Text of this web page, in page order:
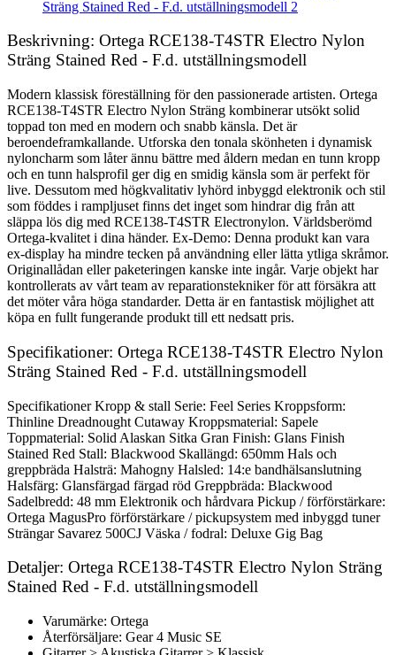
Beskrivning: Ortega RCE138-T4STR Electro Nylon
Sträng Stained Red - F.d. utställningsmodell
Modern klassisk föreställning för den passionerade artisten. Ortega
RCE138-T4STR Electro Nylon Sträng kombinerar utsökt solid
toppad ton med en modern och snabb känsla. Det är
beroendeframkallande. Utforska den tonala skönheten i dynamisk
nyloncharm som låter ännu bättre med åldern medan en tunn kropp
och en tunn halsprofil ger dig en smidig känsla som är perfekt för
live. Dessutom med högkvalitativ lyhörd inbyggd elektronik och stil
som föddes i rampljuset finns det inget som hindrar dig från att
släppa lös dig med RCE138-T4STR Electronylon. Världsberömd
Ortega-kvalitet i dina händer. Ex-Demo: Denna produkt kan vara
ex-display ha mindre tecken på användning eller lätta ytliga skråmor.
Originallådan eller paketeringen kanske inte ingår. Varje objekt har
kontrollerats av vårt team av reparationstekniker för att försäkra att
det möter våra höga standarder. Detta är en fantastisk möjlighet att
köpa en fullt fungerande produkt till ett nedsatt pris.
Specifikationer: Ortega RCE138-T4STR Electro Nylon
Sträng Stained Red - F.d. utställningsmodell
Specifikationer Kropp & stall Serie: Feel Series Kroppsform:
Thinline Dreadnought Cutaway Kroppsmaterial: Sapele
Toppmaterial: Solid Alaskan Sitka Gran Finish: Glans Finish
Stained Red Stall: Blackwood Skallängd: 650mm Hals och
greppbräda Halsträ: Mahogny Halsled: 14:e bandhälsanslutning
Halsfärg: Glansfärgad färgad röd Greppbräda: Blackwood
Sadelbredd: 48 mm Elektronik och hårdvara Pickup / förförstärkare:
Ortega MagusPro förförstärkare / pickupsystem med inbyggd tuner
Strängar Savarez 500CJ Väska / fodral: Deluxe Gig Bag
Detaljer: Ortega RCE138-T4STR Electro Nylon Sträng
Stained Red - F.d. utställningsmodell
Varumärke: Ortega
Återförsäljare: Gear 4 Music SE